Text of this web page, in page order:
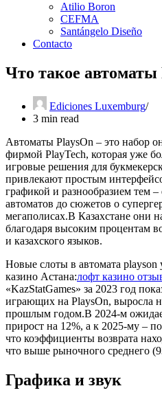
Atilio Boron
CEFMA
Santángelo Diseño
Contacto
Что такое автоматы
Ediciones Luxemburg
3 min read
Автоматы PlaysOn – это набор
фирмой PlayTech, которая уже
игровые решения для
привлекают простым
графикой и разнообразием тем
автоматов до сюжетов о
мегаполисах.В Казахстане они
благодаря высоким процентам
и казахского языков.
Новые слоты в автомата
казино Астана:лофт казино
«KazStatGames» за 2023 год
играющих на PlaysOn, выросла
прошлым годом.В 2024‑м
прирост на 12%, а к 2025‑му –
что коэффициенты возврата
что выше рыночного среднего
Графика и звук